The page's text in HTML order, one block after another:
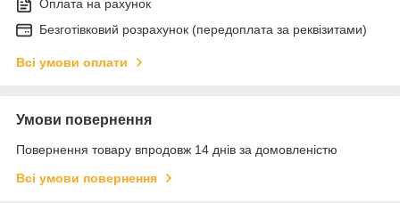
Оплата на рахунок
Безготівковий розрахунок (передоплата за реквізитами)
Всі умови оплати
Умови повернення
Повернення товару впродовж 14 днів за домовленістю
Всі умови повернення